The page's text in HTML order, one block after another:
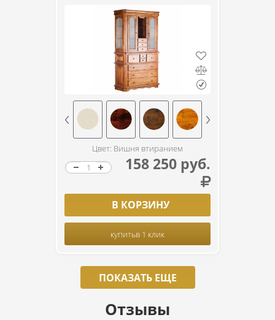
Цвет: Вишня втиранием
158 250 руб.
В КОРЗИНУ
купитьв 1 клик
ПОКАЗАТЬ ЕЩЕ
Отзывы